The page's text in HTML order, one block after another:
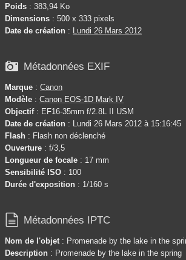
Poids : 383,94 Ko
Dimensions : 500 x 333 pixels
Date de création : Lundi 26 Mars 2012
 Métadonnées EXIF
Marque : Canon
Modèle : Canon EOS-1D Mark IV
Objectif: EF16-35mm f/2.8L II USM
Date de création : Lundi 26 Mars 2012 à 15:16:45
Flash : Flash non déclenché
Ouverture : f/3,5
Longueur de focale : 17 mm
Sensibilité ISO : 100
Durée d'exposition : 1/160 s
 Métadonnées IPTC
Nom de l'objet: Promenade by the lake in the
Description : Promenade by the lake in the spring